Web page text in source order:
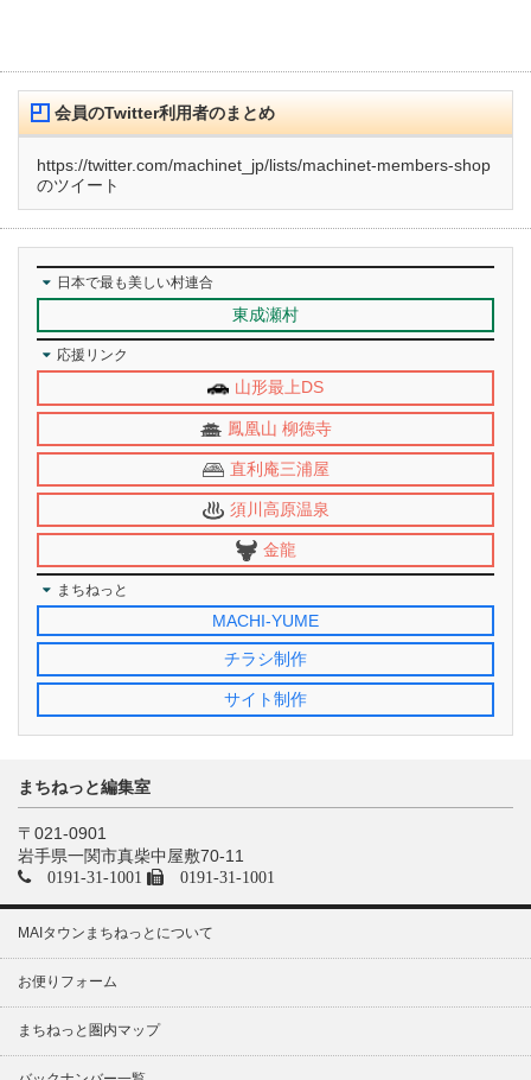
会員のTwitter利用者のまとめ
https://twitter.com/machinet_jp/lists/machinet-members-shop
のツイート
日本で最も美しい村連合
東成瀬村
応援リンク
山形最上DS
鳳凰山 柳徳寺
直利庵三浦屋
須川高原温泉
金龍
まちねっと
MACHI-YUME
チラシ制作
サイト制作
まちねっと編集室
〒021-0901
岩手県一関市真柴中屋敷70-11
0191-31-1001 0191-31-1001
MAIタウンまちねっとについて
お便りフォーム
まちねっと圏内マップ